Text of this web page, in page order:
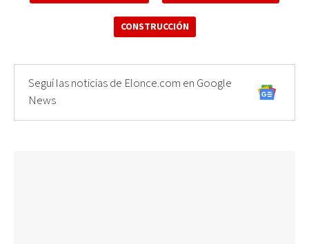
CONSTRUCCIÓN
Seguí las noticias de Elonce.com en Google
News